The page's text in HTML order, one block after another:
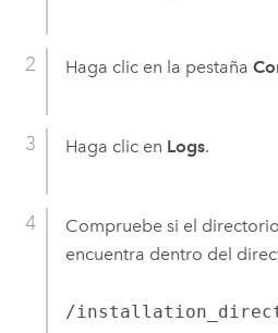
Haga clic en la pestaña
Haga clic en Logs.
Compruebe si el
encuentra dentro del
/